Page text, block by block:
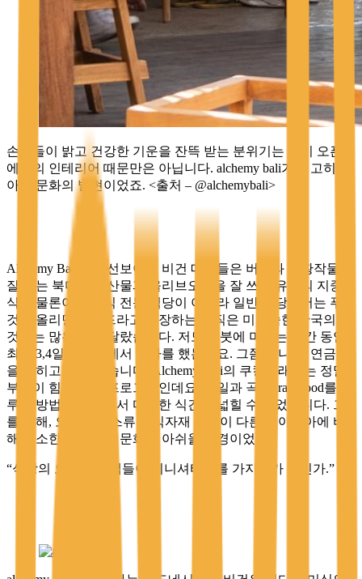
손님들이 밝고 건강한 기운을 잔뜩 받는 분위기는 단지 오픈
에어의 인테리어 때문만은 아닙니다. alchemy bali가 견고히 쌓
아온 문화의 발현이었죠. <출처 – @alchemybali>
Alchemy Bali에서 선보이는 비건 메뉴들은 버섯과 구황작물을
잘 쓰는 북미나 해산물과 올리브오일을 잘 쓰는 유럽의 지중해
식은 물론이고 채식 전문 식당이 아니라 일반 식당에서는 푸른
것만 올리면 샐러드라고 주장하는 아직은 미성숙한 한국의 그
것과는 많은 것이 달랐습니다. 저도 우붓에 머무는 기간 동안
최소 3,4일은 이곳에서 식사를 했는데요. 그쯤 되니 그 연금술
을 익히고 싶어 졌습니다. Alchemy Bali의 쿠킹클래스는 정말
부킹이 힘든 인기 프로그램인데요. 오일과 곡류, raw food를 다
루는 방법들에 대해서 다양한 식견을 넓힐 수 있었습니다. 그
를 통해, 오일과 소스류의 식자재 사용이 다른 동아시아에 비
해 협소한 한국의 식문화가 아쉬울 지경이었죠.
“식당의 오너나 스탭들이 이니셔티브를 가지는가 아닌가.”